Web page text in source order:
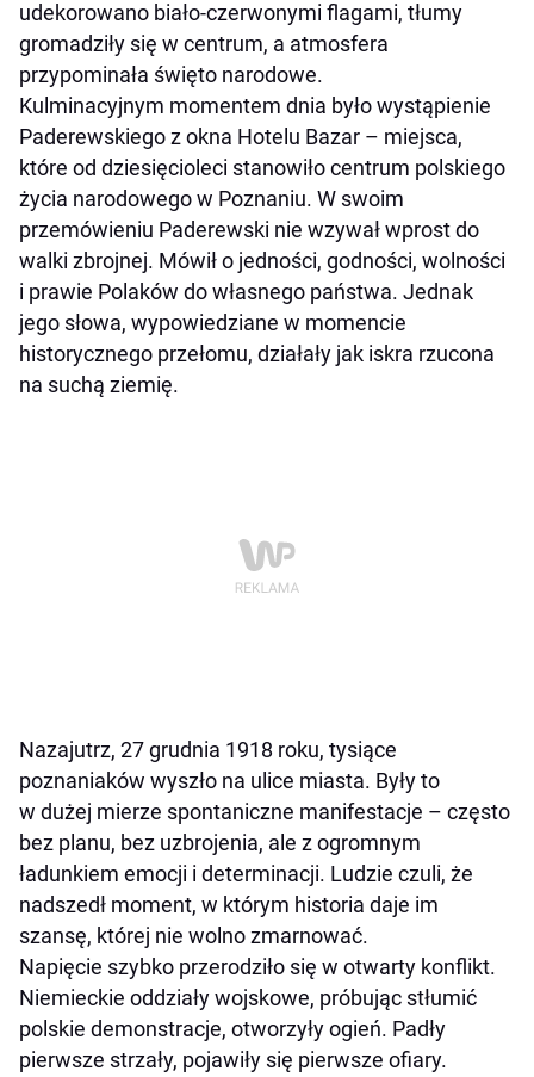
udekorowano biało-czerwonymi flagami, tłumy
gromadziły się w centrum, a atmosfera
przypominała święto narodowe.
Kulminacyjnym momentem dnia było wystąpienie
Paderewskiego z okna Hotelu Bazar – miejsca,
które od dziesięcioleci stanowiło centrum polskiego
życia narodowego w Poznaniu. W swoim
przemówieniu Paderewski nie wzywał wprost do
walki zbrojnej. Mówił o jedności, godności, wolności
i prawie Polaków do własnego państwa. Jednak
jego słowa, wypowiedziane w momencie
historycznego przełomu, działały jak iskra rzucona
na suchą ziemię.
Nazajutrz, 27 grudnia 1918 roku, tysiące
poznaniaków wyszło na ulice miasta. Były to
w dużej mierze spontaniczne manifestacje – często
bez planu, bez uzbrojenia, ale z ogromnym
ładunkiem emocji i determinacji. Ludzie czuli, że
nadszedł moment, w którym historia daje im
szansę, której nie wolno zmarnować.
Napięcie szybko przerodziło się w otwarty konflikt.
Niemieckie oddziały wojskowe, próbując stłumić
polskie demonstracje, otworzyły ogień. Padły
pierwsze strzały, pojawiły się pierwsze ofiary.